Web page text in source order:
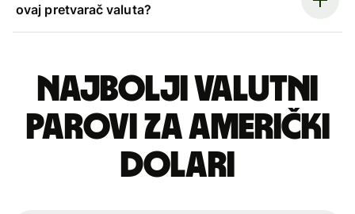
ovaj pretvarač valuta?
Najbolji valutni
parovi za američki
dolari